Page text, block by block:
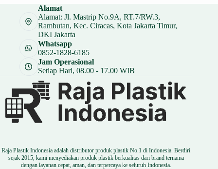
Rp 297.000.
adalah:
Rp 253.000.
Alamat
Alamat: Jl. Mastrip No.9A, RT.7/RW.3,
Rambutan, Kec. Ciracas, Kota Jakarta Timur,
DKI Jakarta
Whatsapp
0852-1828-6185
Jam Operasional
Setiap Hari, 08.00 - 17.00 WIB
Raja Plastik Indonesia adalah distributor produk plastik No.1 di Indonesia. Berdiri
sejak 2015, kami menyediakan produk plastik berkualitas dari brand ternama
dengan layanan cepat, aman, dan terpercaya ke seluruh Indonesia.